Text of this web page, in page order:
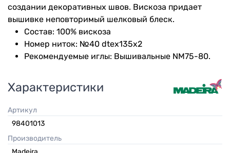
создании декоративных швов. Вискоза придает
вышивке неповторимый шелковый блеск.
Состав: 100% вискоза
Номер ниток: №40 dtex135x2
Рекомендуемые иглы: Вышивальные NM75-80.
Характеристики
Артикул
98401013
Производитель